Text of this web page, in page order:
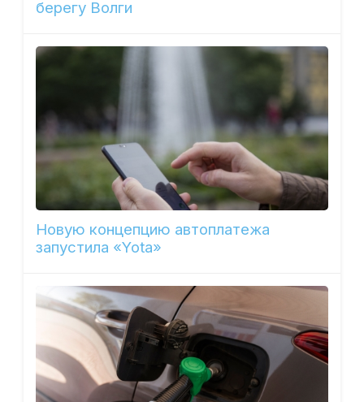
берегу Волги
Новую концепцию автоплатежа
запустила «Yota»